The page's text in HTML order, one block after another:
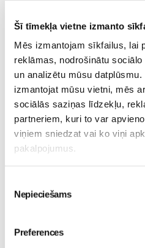
Šī tīmekļa vietne izmanto
Mēs izmantojam sīkfailus, lai
reklāmas, nodrošinātu
un analizētu mūsu
izmantojat mūsu vietni, mēs
sociālās saziņas līdzekļu,
partneriem, kuri to var
viņiem sniedzat vai ko viņi
pakalpojumus.
izvēle
Nepieciešams
Preferences
kinoteātros no 31. Jūlija -
Mazais valītis ar lielu sirdi
Mazulis
20. Jul 09:33
Mazuļa pirmā pieredze
peldēšanā
Mazulis
23. May 09:55